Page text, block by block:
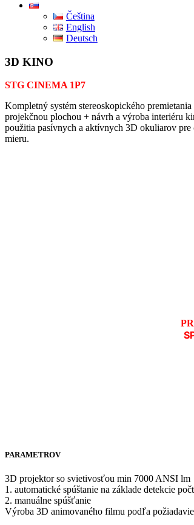
Čeština
English
Deutsch
3D KINO
STG CINEMA 1P7
Kompletný systém stereoskopického
projekčnou plochou + návrh a výroba interiéru
použitia pasívnych a aktívnych 3D okuliarov
mieru.
PARAMETROV
3D projektor so svietivosťou min 7000 ANSI lm
1. automatické spúštanie na základe detekcie
2. manuálne spúšťanie
Výroba 3D animovaného filmu podľa